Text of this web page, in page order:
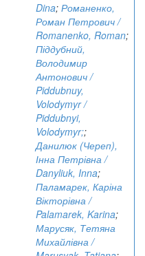
Dina; Романенко,
Роман Петрович /
Romanenko, Roman;
Піддубний,
Володимир
Антонович /
Piddubnuy,
Volodymyr /
Piddubnyi,
Volodymyr;;
Данилюк (Череп),
Інна Петрівна /
Danyliuk, Inna;
Паламарек, Каріна
Вікторівна /
Palamarek, Karina;
Марусяк, Тетяна
Михайлівна /